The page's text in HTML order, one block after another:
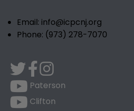
Email: info@icpcnj.org
Phone: (973) 278-7070
Paterson
Clifton